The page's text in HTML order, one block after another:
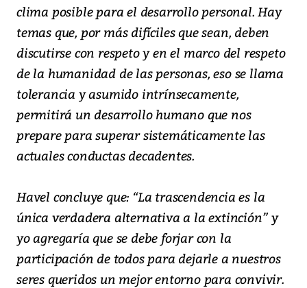
clima posible para el desarrollo personal. Hay
temas que, por más difíciles que sean, deben
discutirse con respeto y en el marco del respeto
de la humanidad de las personas, eso se llama
tolerancia y asumido intrínsecamente,
permitirá un desarrollo humano que nos
prepare para superar sistemáticamente las
actuales conductas decadentes.
Havel concluye que: “La trascendencia es la
única verdadera alternativa a la extinción” y
yo agregaría que se debe forjar con la
participación de todos para dejarle a nuestros
seres queridos un mejor entorno para convivir.